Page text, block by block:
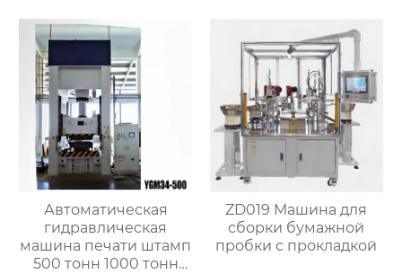
Автоматическая
гидравлическая
машина печати штамп
500 тонн 1000 тонн
ZD019 Машина для
сборки бумажной
пробки с прокладкой